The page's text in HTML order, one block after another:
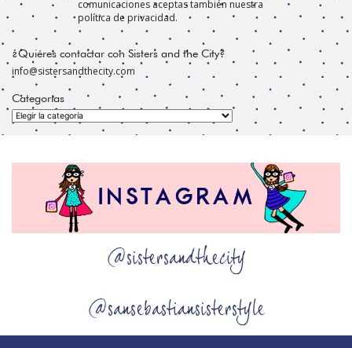
comunicaciones aceptas también nuestra
política de privacidad.
¿Quiéres contactar con Sisters and the City?
info@sistersandthecity.com
Categorías
Categorías
@sistersandthecity
@sansebastiansisterstyle